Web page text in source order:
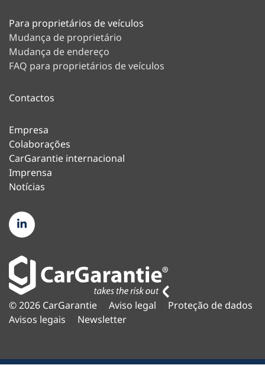
Para proprietários de veículos
Mudança de proprietário
Mudança de endereço
FAQ para proprietários de veículos
Contactos
Empresa
Colaborações
CarGarantie internacional
Imprensa
Notícias
© 2026 CarGarantie Aviso legal
Proteção de dados
Avisos legais
Newsletter